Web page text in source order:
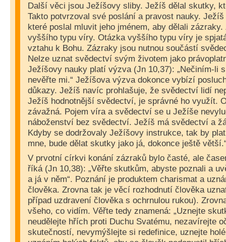
Další věci jsou Ježíšovy sliby. Ježíš dělal skutky,
Takto potvrzoval své poslání a pravost nauky.
které poslal mluvit jeho jménem, aby dělali
vyššího typu víry. Otázka vyššího typu víry je
vztahu k Bohu. Zázraky jsou nutnou součástí
Nelze uznat svědectví svým životem jako
Ježíšovy nauky platí výzva (Jn 10,37): „Nečiním-li
nevěřte mi.“ Ježíšova výzva dokonce vybízí
důkazy. Ježíš navíc prohlašuje, že svědectví lidí
Ježíš hodnotnější svědectví, je správné ho využít.
závažná. Pojem víra a svědectví se u Ježíše
náboženství bez svědectví. Ježíš má svědectví a
Kdyby se dodržovaly Ježíšovy instrukce, tak by
mne, bude dělat skutky jako já, dokonce ještě
V prvotní církvi konání zázraků bylo časté, ale
říká (Jn 10,38): „Věřte skutkům, abyste poznali a
a já v něm“. Poznání je produktem charismat a
člověka. Zrovna tak je věcí rozhodnutí člověka
případ uzdravení člověka s ochrnulou rukou).
všeho, co vidím. Věřte tedy znamená: „Uznejte
neudělejte hřích proti Duchu Svatému, nezavírejte
skutečností, nevymýšlejte si redefinice, uznejte